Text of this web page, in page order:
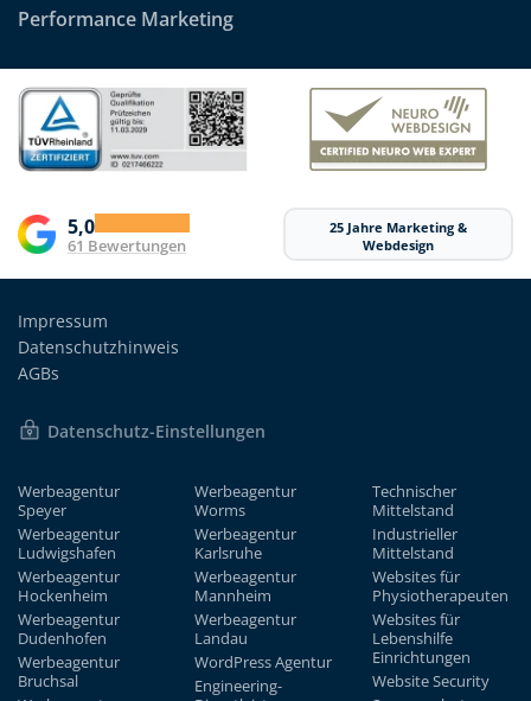
Performance Marketing
5,0
61 Bewertungen
25 Jahre Marketing &
Webdesign
Impressum
Datenschutzhinweis
AGBs
Datenschutz-Einstellungen
Werbeagentur
Speyer
Werbeagentur
Ludwigshafen
Werbeagentur
Hockenheim
Werbeagentur
Dudenhofen
Werbeagentur
Bruchsal
Werbeagentur
Worms
Werbeagentur
Karlsruhe
Werbeagentur
Mannheim
Werbeagentur
Landau
WordPress Agentur
Engineering-
Technischer
Mittelstand
Industrieller
Mittelstand
Websites für
Physiotherapeuten
Websites für
Lebenshilfe
Einrichtungen
Website Security